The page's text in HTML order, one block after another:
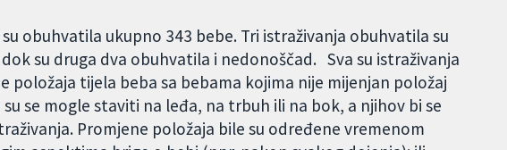
obuhvatila ukupno 343 bebe. Tri istraživanja obuhvatila su
su druga dva obuhvatila i nedonoščad. Sva su istraživanja
položaja tijela beba sa bebama kojima nije mijenjan položaj
se mogle staviti na leđa, na trbuh ili na bok, a njihov bi se
Promjene položaja bile su određene vremenom